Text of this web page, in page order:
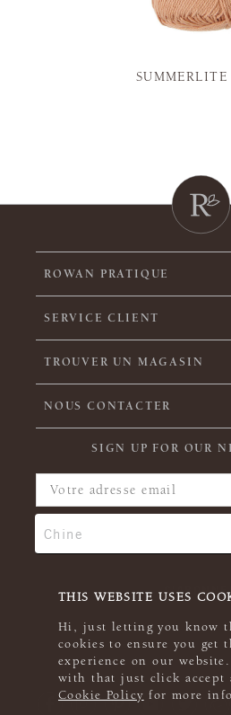
THIS WEBSITE USES
Hi, just letting you know
cookies to ensure you get
experience on our
with that just click accept
Cookie Policy for more
SUMMERLITE
ROWAN PRATIQUE
SERVICE CLIENT
TROUVER UN MAGASIN
NOUS CONTACTER
SIGN UP FOR OUR